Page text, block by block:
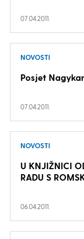
07.04.2011.
NOVOSTI
Posjet
07.04.2011.
NOVOSTI
U KNJIŽNICI
RADU S
06.04.2011.